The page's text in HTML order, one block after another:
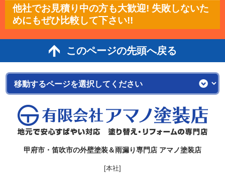
他社でお見積り中の方も大歓迎! 失敗しないた
めにもぜひ比較して下さい!!
このページの先頭へ戻る
甲府市・笛吹市の外壁塗装＆雨漏り専門店 アマノ塗装店
[本社]